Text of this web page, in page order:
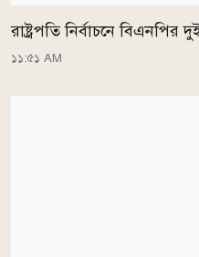
রাষ্ট্রপতি নির্বাচনে বিএনপির
১১:৫১ AM